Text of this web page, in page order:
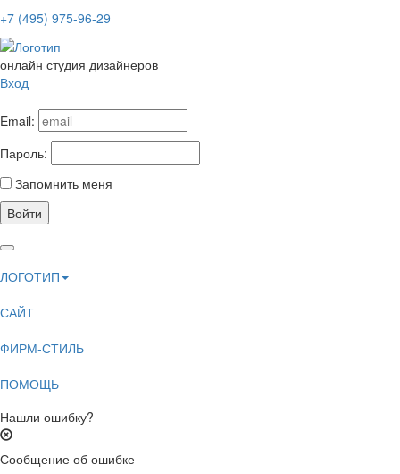
+7 (495) 975-96-29
онлайн студия дизайнеров
Вход
Email:
Пароль:
Запомнить меня
Войти
ЛОГОТИП
САЙТ
ФИРМ-СТИЛЬ
ПОМОЩЬ
Нашли ошибку?
Сообщение об ошибке